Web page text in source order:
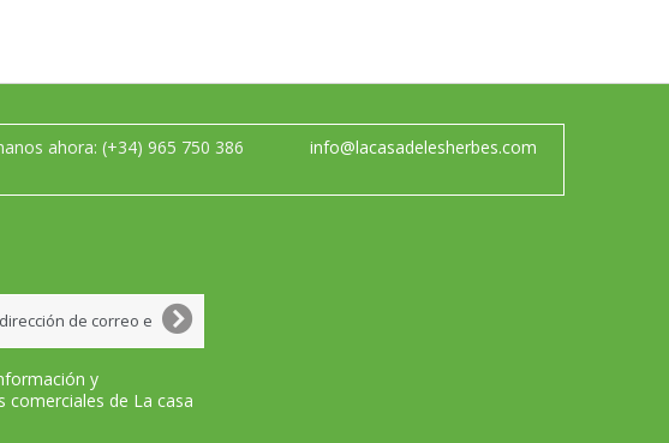
ahora: (+34) 965 750 386 info@lacasadelesherbes.com
y
comerciales de La casa